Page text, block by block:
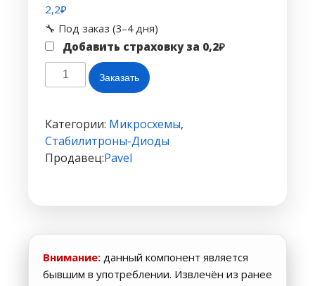
2,2₽
🔧 Под заказ (3–4 дня)
Добавить страховку за 0,2₽
Количество
товара
5.1V
SOD323
Заказать
Категории: Микросхемы,
Стабилитроны-Диоды
Продавец:Pavel
Внимание: данный компонент является
бывшим в употреблении. Извлечён из ранее